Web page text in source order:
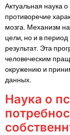
Актуальная наука
противоречие
мозга. Механизм
цели, но и в
результат. Эта
человеческим
окружению и
данных.
Наука о